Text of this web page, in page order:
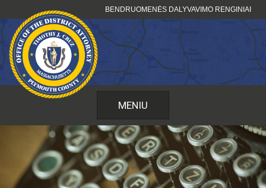
prie
turinio
BENDRUOMENĖS DALYVAVIMO RENGINIAI
MENIU